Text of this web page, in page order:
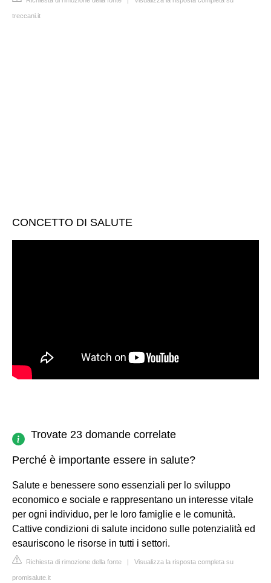
treccani.it
CONCETTO DI SALUTE
Trovate 23 domande correlate
Perché è importante essere in salute?
Salute e benessere sono essenziali per lo sviluppo
economico e sociale e rappresentano un interesse vitale
per ogni individuo, per le loro famiglie e le comunità.
Cattive condizioni di salute incidono sulle potenzialità ed
esauriscono le risorse in tutti i settori.
Richiesta di rimozione della fonte | Visualizza la risposta completa su
promisalute.it